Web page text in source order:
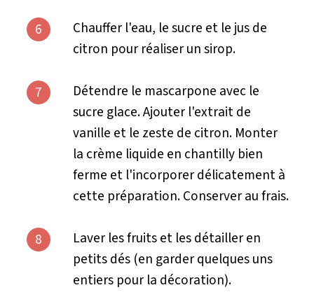
6
Chauffer l'eau, le sucre et le jus de
citron pour réaliser un sirop.
7
Détendre le mascarpone avec le
sucre glace. Ajouter l'extrait de
vanille et le zeste de citron. Monter
la crème liquide en chantilly bien
ferme et l'incorporer délicatement à
cette préparation. Conserver au frais.
8
Laver les fruits et les détailler en
petits dés (en garder quelques uns
entiers pour la décoration).